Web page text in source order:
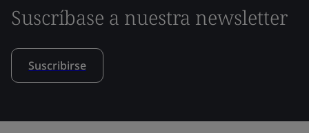
Suscríbase a nuestra newsletter
Suscribirse